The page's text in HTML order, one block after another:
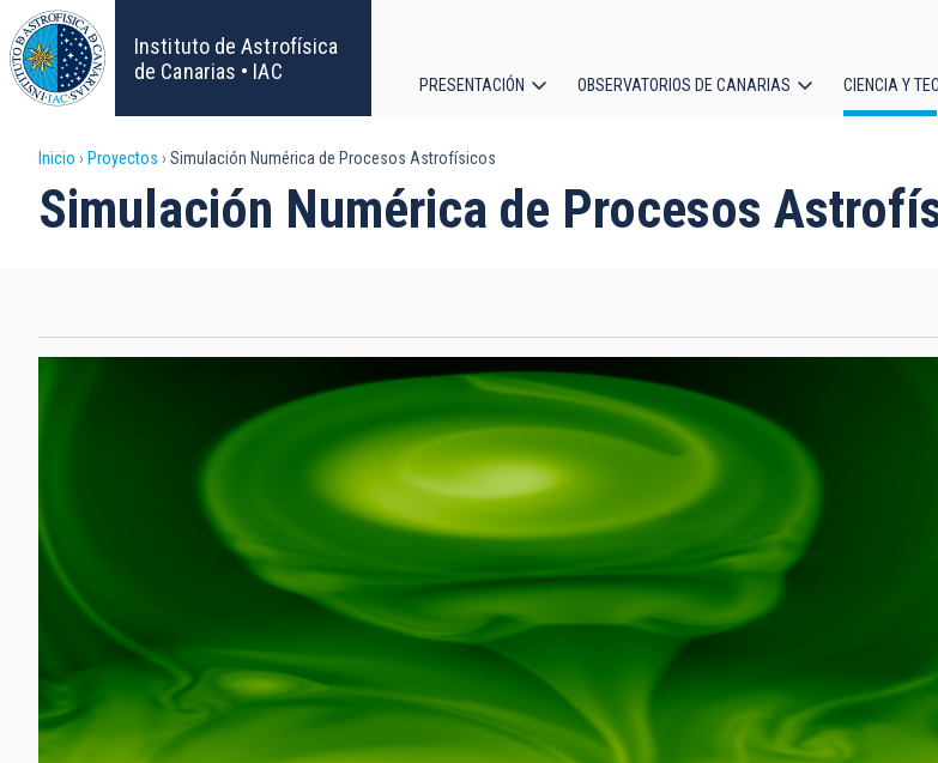
Pasar
al
contenido
principal
Instituto de Astrofísica
de Canarias • IAC
principal
PRESENTACIÓN OBSERVATORIOS DE CANARIAS CIENCIA Y
Sobrescribir
enlaces
ayuda
Inicio Proyectos Simulación Numérica de Procesos Astrofísicos
Simulación Numérica de Procesos